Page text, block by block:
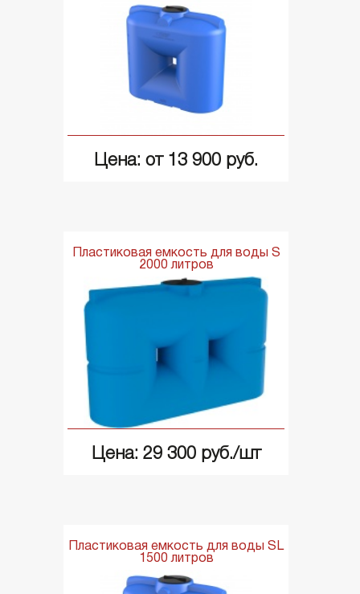
Цена: от 13 900 руб.
Пластиковая емкость для воды S
2000 литров
Цена: 29 300 руб./шт
Пластиковая емкость для воды SL
1500 литров